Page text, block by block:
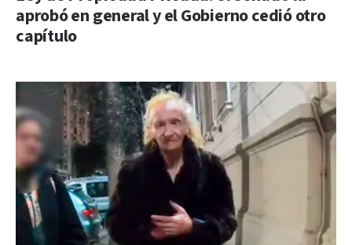
aprobó en general y el Gobierno cedió otro
capítulo